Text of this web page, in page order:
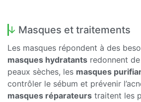
Masques et traitements
Les masques répondent à des
masques hydratants redonnent
peaux sèches, les masques
contrôler le sébum et prévenir
masques réparateurs traitent les